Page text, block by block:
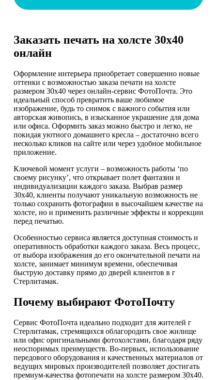
Заказать печать на холсте 30х40
онлайн
Оформление интерьера приобретает совершенно новые
оттенки с возможностью заказа печати на холсте
размером 30х40 через онлайн-сервис ФотоПочта. Это
идеальный способ превратить ваше любимое
изображение, будь то снимок с важного события или
авторская живопись, в изысканное украшение для дома
или офиса. Оформить заказ можно быстро и легко, не
покидая уютного домашнего кресла – достаточно всего
несколько кликов на сайте или через удобное мобильное
приложение.
Ключевой момент услуги – возможность работы ‘по
своему рисунку’, что открывает полет фантазии и
индивидуализации каждого заказа. Выбрав размер
30х40, клиенты получают уникальную возможность не
только сохранить фотографии в высочайшем качестве на
холсте, но и применить различные эффекты и коррекции
перед печатью.
Особенностью сервиса является доступная стоимость и
оперативность обработки каждого заказа. Весь процесс,
от выбора изображения до его окончательной печати на
холсте, занимает минимум времени, обеспечивая
быструю доставку прямо до дверей клиентов в г
Стерлитамак.
Почему выбирают ФотоПочту
Сервис ФотоПочта идеально подходит для жителей г
Стерлитамак, стремящихся облагородить свое жилище
или офис оригинальными фотохолстами, благодаря ряду
неоспоримых преимуществ. Во-первых, использование
передового оборудования и качественных материалов от
ведущих мировых производителей позволяет достигать
премиум-качества фотопечати на холсте размером 30х40.